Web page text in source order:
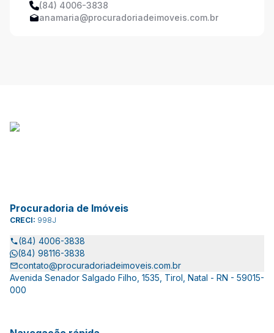
(84) 4006-3838
anamaria@procuradoriadeimoveis.com.br
Procuradoria de Imóveis
CRECI: 998J
(84) 4006-3838
(84) 98116-3838
contato@procuradoriadeimoveis.com.br
Avenida Senador Salgado Filho, 1535, Tirol, Natal - RN - 59015-
000